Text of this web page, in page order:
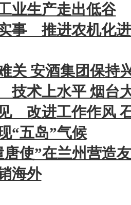
业生产走出低谷
事 推进农机化
关 安酒集团保持
术上水平 烟台
改进工作作风
“五岛”气候
唐使”在兰州营造
海外